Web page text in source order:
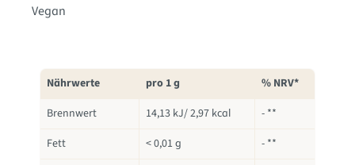
Vegan
Nährwerte pro 1 g
% NRV*
Brennwert
14,13 kJ/ 2,97 kcal
- **
Fett
< 0,01 g
- **